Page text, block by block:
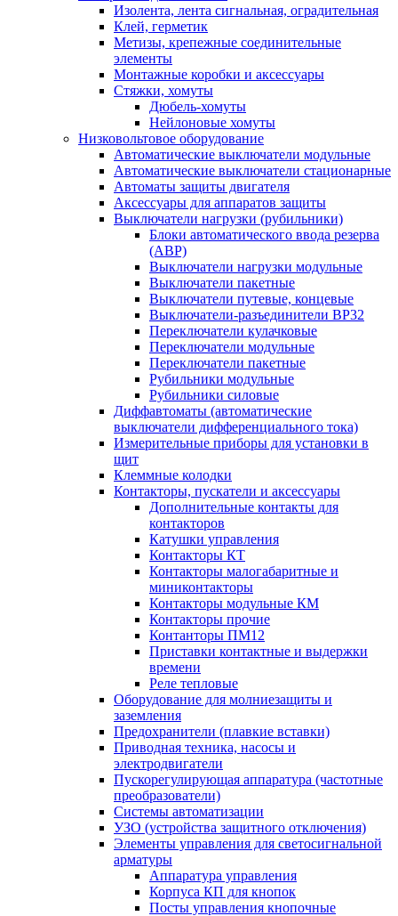
Изолента, лента сигнальная, оградительная
Клей, герметик
Метизы, крепежные соединительные
элементы
Монтажные коробки и аксессуары
Стяжки, хомуты
Дюбель-хомуты
Нейлоновые хомуты
Низковольтовое оборудование
Автоматические выключатели модульные
Автоматические выключатели стационарные
Автоматы защиты двигателя
Аксессуары для аппаратов защиты
Выключатели нагрузки (рубильники)
Блоки автоматического ввода резерва
(АВР)
Выключатели нагрузки модульные
Выключатели пакетные
Выключатели путевые, концевые
Выключатели-разъединители ВР32
Переключатели кулачковые
Переключатели модульные
Переключатели пакетные
Рубильники модульные
Рубильники силовые
Диффавтоматы (автоматические
выключатели дифференциального тока)
Измерительные приборы для установки в
щит
Клеммные колодки
Контакторы, пускатели и аксессуары
Дополнительные контакты для
контакторов
Катушки управления
Контакторы КТ
Контакторы малогабаритные и
миниконтакторы
Контакторы модульные КМ
Контакторы прочие
Контанторы ПМ12
Приставки контактные и выдержки
времени
Реле тепловые
Оборудование для молниезащиты и
заземления
Предохранители (плавкие вставки)
Приводная техника, насосы и
электродвигатели
Пускорегулирующая аппаратура (частотные
преобразователи)
Системы автоматизации
УЗО (устройства защитного отключения)
Элементы управления для светосигнальной
арматуры
Аппаратура управления
Корпуса КП для кнопок
Посты управления кнопочные